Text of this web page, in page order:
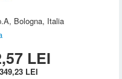
Bologna, Italia
LEI
LEI